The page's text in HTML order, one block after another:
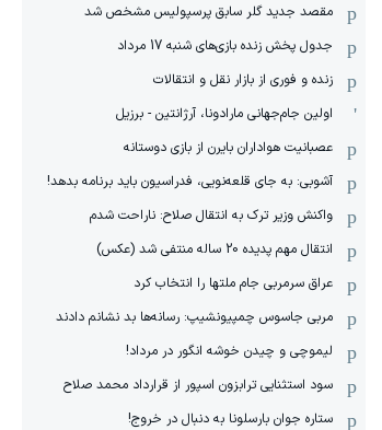
مقصد جدید گلر سابق پرسپولیس مشخص شد
جدول پخش زنده بازی‌های شنبه 17 مرداد
زنده و فوری از بازار نقل و انتقالات
اولین جام‌جهانی مارادونا، آرژانتین - برزیل
عصبانیت هواداران بایرن از بازی دوستانه
آشوبی: به جای قلعه‌نویی، فدراسیون باید برنامه بدهد!
واکنش وزیر ترک به انتقال صلاح: ناراحت شدم
انتقال مهم پدیده 20 ساله منتفی شد (عکس)
عراق سرمربی جام ملتها را انتخاب کرد
مربی جاسوس چمپیونشیپ: رسانه‌ها بد نشانم دادند
لیموچی و چیدن خوشه انگور در مرداد!
سود استثنایی ترابزون اسپور از قرارداد محمد صلاح
ستاره جوان بارسلونا به دنبال در خروج!